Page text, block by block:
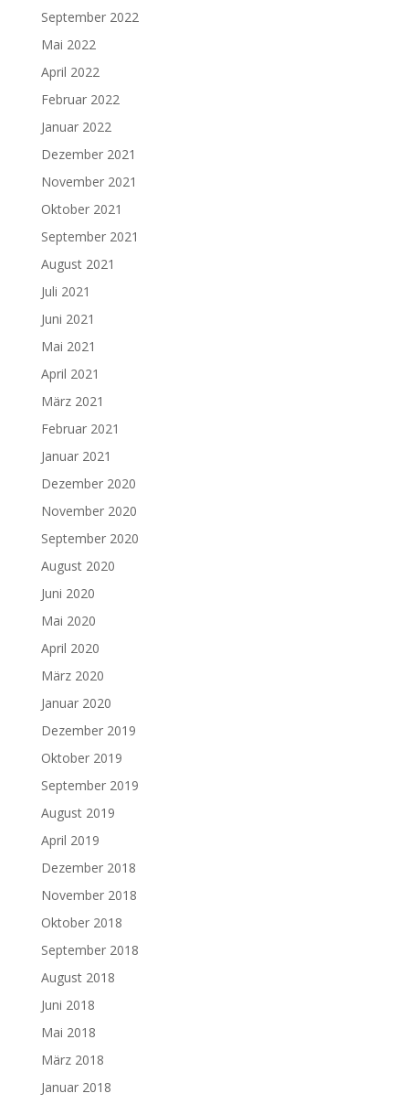
September 2022
Mai 2022
April 2022
Februar 2022
Januar 2022
Dezember 2021
November 2021
Oktober 2021
September 2021
August 2021
Juli 2021
Juni 2021
Mai 2021
April 2021
März 2021
Februar 2021
Januar 2021
Dezember 2020
November 2020
September 2020
August 2020
Juni 2020
Mai 2020
April 2020
März 2020
Januar 2020
Dezember 2019
Oktober 2019
September 2019
August 2019
April 2019
Dezember 2018
November 2018
Oktober 2018
September 2018
August 2018
Juni 2018
Mai 2018
März 2018
Januar 2018